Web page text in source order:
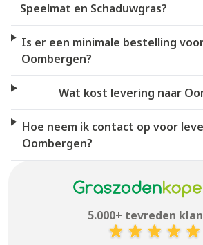
Speelmat en Schaduwgras?
Is er een minimale bestelling
Oombergen?
Wat kost levering naar
Hoe neem ik contact op voor
Oombergen?
5.000+ tevreden